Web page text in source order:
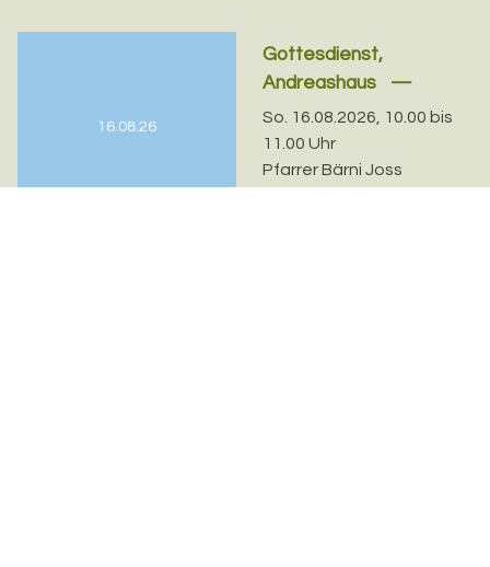
16.08.26
Gottesdienst,
Andreashaus
So. 16.08.2026, 10.00 bis
11.00 Uhr
Pfarrer Bärni Joss